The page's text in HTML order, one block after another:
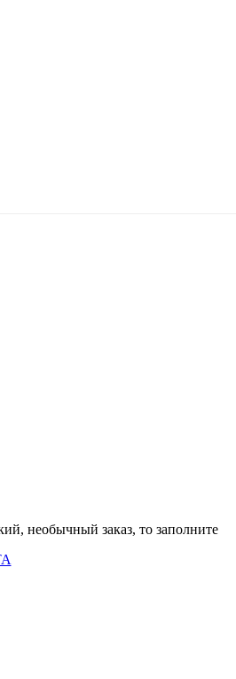
необычный заказ, то заполните